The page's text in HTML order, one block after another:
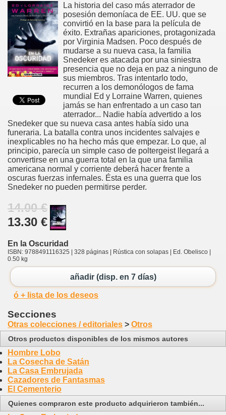
La historia del caso más aterrador de
posesión demoníaca de EE. UU. que se
convirtió en la base para la película de
éxito. Extrañas apariciones, protagonizada
por Virginia Madsen. Poco después de
mudarse a su nueva casa, la familia
Snedeker es atacada por una siniestra
presencia que no deja en paz a ninguno de
sus miembros. Tras intentarlo todo,
recurren a los demonólogos de fama
mundial Ed y Lorraine Warren, quienes
jamás se han enfrentado a un caso tan
aterrador... Nadie había advertido a los
Snedeker que su nueva casa antes había sido una
funeraria. La batalla contra unos incidentes salvajes e
inexplicables no ha hecho más que empezar. Lo que, al
principio, parecía un simple caso de poltergeist llegará a
convertirse en una guerra total en la que una familia
americana normal y corriente deberá hacer frente a
oscuras fuerzas infernales. Ésta es una guerra que los
Snedeker no pueden permitirse perder.
14.00 €
13.30 €
En la Oscuridad
ISBN: 9788491116325 | 328 páginas | Rústica con solapas | Ed. Obelisco |
0.50 kg
añadir (disp. en 7 días)
ó + lista de los deseos
Secciones
Otras colecciones / editoriales > Otros
Otros productos disponibles de los mismos autores
Hombre Lobo
La Cosecha de Satán
La Casa Embrujada
Cazadores de Fantasmas
El Cementerio
Quienes compraron este producto adquirieron también...